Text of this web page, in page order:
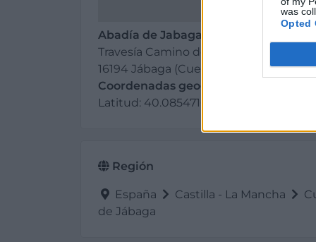
was
Opted
Abadía de Jabaga, S.l.
Travesía Camino de Santiago, s/n
16194 Jábaga (Cuenca)
Coordenadas geográficas:
Latitud: 40.08547169955059, longitud:
Región
España Castilla - La Mancha
de Jábaga